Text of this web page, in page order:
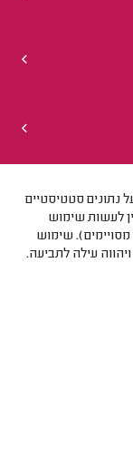
חדרים מבוסס על נתונים סטטיסטיים
לעשות שימוש
שימוש
עילה לתביעה.